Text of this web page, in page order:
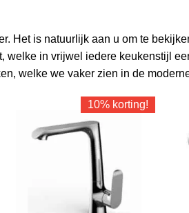
Het is natuurlijk aan u om te
welke in vrijwel iedere keukenstijl
welke we vaker zien in de
10% korting!